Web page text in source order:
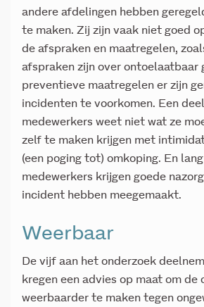
andere afdelingen hebben
te maken. Zij zijn vaak niet goed
de afspraken en maatregelen,
afspraken zijn over ontoelaatbaar
preventieve maatregelen er zijn
incidenten te voorkomen. Een
medewerkers weet niet wat ze
zelf te maken krijgen met
(een poging tot) omkoping. En
medewerkers krijgen goede
incident hebben meegemaakt.
Weerbaar
De vijf aan het onderzoek
kregen een advies op maat om de
weerbaarder te maken tegen